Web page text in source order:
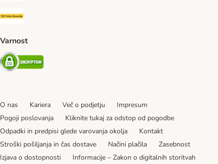
Pošta Slovenije Shipping Method
Varnost
Security
O nas Kariera Več o podjetju
Impresum
Pogoji poslovanja
Kliknite tukaj za odstop od pogodbe
Odpadki in predpisi glede varovanja okolja
Kontakt
Stroški pošiljanja in čas dostave
Načini plačila
Zasebnost
Izjava o dostopnosti
Informacije – Zakon o digitalnih storitvah